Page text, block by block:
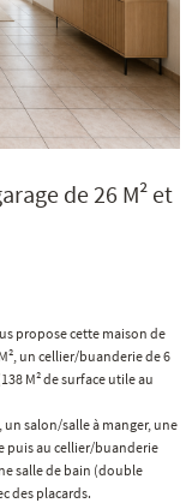
de 26 M² et
propose cette maison de
un cellier/buanderie de 6
M² de surface utile au
un salon/salle à manger, une
puis au cellier/buanderie
salle de bain (double
des placards.